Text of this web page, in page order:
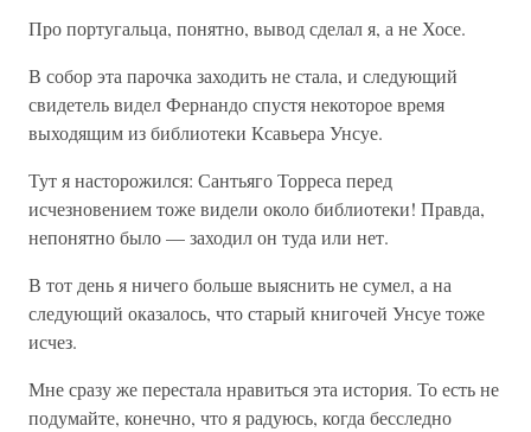
Про португальца, понятно, вывод сделал я, а не Хосе.
В собор эта парочка заходить не стала, и следующий
свидетель видел Фернандо спустя некоторое время
выходящим из библиотеки Ксавьера Унсуе.
Тут я насторожился: Сантьяго Торреса перед
исчезновением тоже видели около библиотеки! Правда,
непонятно было — заходил он туда или нет.
В тот день я ничего больше выяснить не сумел, а на
следующий оказалось, что старый книгочей Унсуе тоже
исчез.
Мне сразу же перестала нравиться эта история. То есть не
подумайте, конечно, что я радуюсь, когда бесследно